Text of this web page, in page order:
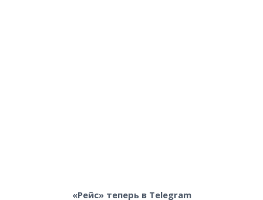
«Рейс» теперь в Telegram